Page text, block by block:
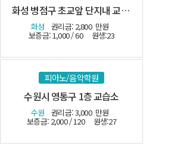
화성 병점구 초교앞 단지내 교습소-(시설최상)
화성 권리금: 2,800 만원
보증금: 1,000 / 60 원생:23
피아노/음악학원
수원시 영통구 1층 교습소
수원 권리금: 3,000 만원
보증금: 2,000 / 120 원생:27